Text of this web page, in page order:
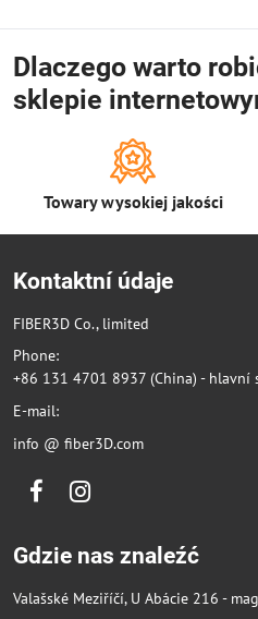
Dlaczego warto
sklepie
Towary wysokiej jakości
Kontaktní údaje
FIBER3D Co., limited
Phone:
+86 131 4701 8937 (China) - hlavní
E-mail:
info @ fiber3D.com
FacebookInstagram
Gdzie nas znaleźć
Valašské Meziříčí, U Abácie 216 -